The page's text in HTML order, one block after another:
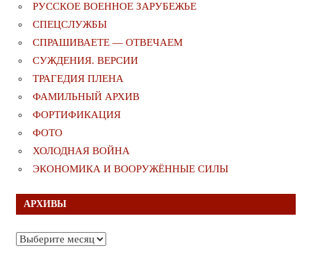
РУССКОЕ ВОЕННОЕ ЗАРУБЕЖЬЕ
СПЕЦСЛУЖБЫ
СПРАШИВАЕТЕ — ОТВЕЧАЕМ
СУЖДЕНИЯ. ВЕРСИИ
ТРАГЕДИЯ ПЛЕНА
ФАМИЛЬНЫЙ АРХИВ
ФОРТИФИКАЦИЯ
ФОТО
ХОЛОДНАЯ ВОЙНА
ЭКОНОМИКА И ВООРУЖЁННЫЕ СИЛЫ
АРХИВЫ
Архивы